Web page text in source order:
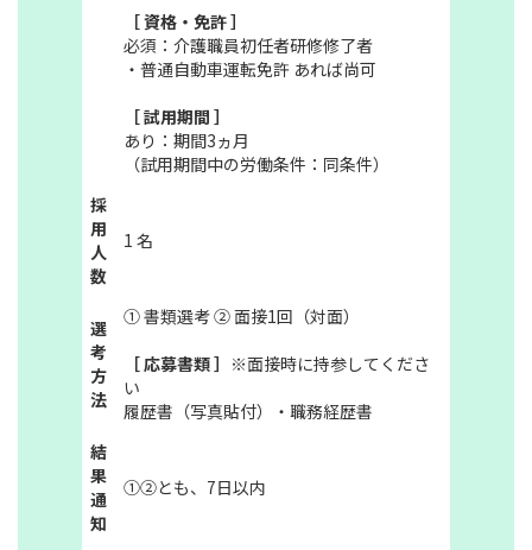
［ 資格・免許 ］
必須：介護職員初任者研修修了者
・普通自動車運転免許 あれば尚可
［ 試用期間 ］
あり：期間3ヵ月
（試用期間中の労働条件：同条件）
採
用
人
数
1 名
選
考
方
法
① 書類選考 ② 面接1回（対面）
［ 応募書類 ］ ※面接時に持参してくださ
い
履歴書（写真貼付）・職務経歴書
結
果
通
知
①②とも、7日以内